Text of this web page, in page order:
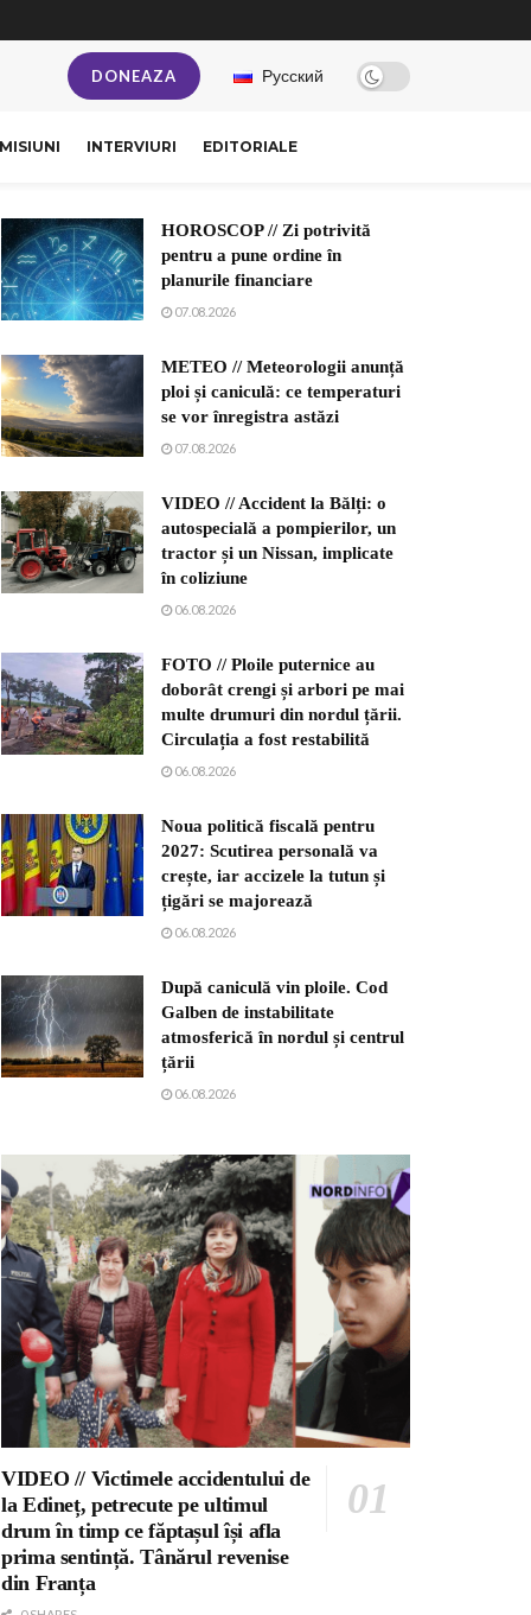
DONEAZA Русский
INTERVIURI EDITORIALE
HOROSCOP // Zi potrivită
pentru a pune ordine în
planurile financiare
07.08.2026
METEO // Meteorologii anunță
ploi și caniculă: ce temperaturi
se vor înregistra astăzi
07.08.2026
VIDEO // Accident la Bălți: o
autospecială a pompierilor, un
tractor și un Nissan, implicate
în coliziune
06.08.2026
FOTO // Ploile puternice au
doborât crengi și arbori pe mai
multe drumuri din nordul țării.
Circulația a fost restabilită
06.08.2026
Noua politică fiscală pentru
2027: Scutirea personală va
crește, iar accizele la tutun și
țigări se majorează
06.08.2026
După caniculă vin ploile. Cod
Galben de instabilitate
atmosferică în nordul și centrul
țării
06.08.2026
VIDEO // Victimele accidentului de
la Edineț, petrecute pe ultimul
drum în timp ce făptașul își afla
prima sentință. Tânărul revenise
din Franța